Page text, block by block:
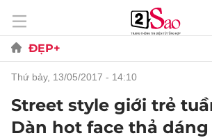
ĐẸP+
thứ bảy, 13/05/2017 - 14:10
Street style giới trẻ
Dàn hot face thả dáng